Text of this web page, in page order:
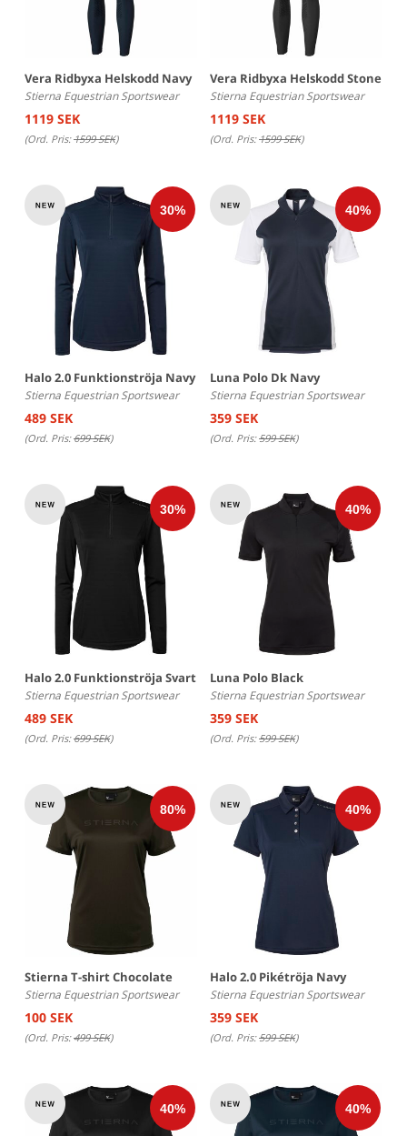
Vera Ridbyxa Helskodd Navy
Stierna Equestrian Sportswear
1119 SEK
(Ord. Pris:1599 SEK)
Vera Ridbyxa Helskodd Stone
Stierna Equestrian Sportswear
1119 SEK
(Ord. Pris:1599 SEK)
Halo 2.0 Funktionströja Navy
Stierna Equestrian Sportswear
489 SEK
(Ord. Pris:699 SEK)
Luna Polo Dk Navy
Stierna Equestrian Sportswear
359 SEK
(Ord. Pris:599 SEK)
Halo 2.0 Funktionströja Svart
Stierna Equestrian Sportswear
489 SEK
(Ord. Pris:699 SEK)
Luna Polo Black
Stierna Equestrian Sportswear
359 SEK
(Ord. Pris:599 SEK)
Stierna T-shirt Chocolate
Stierna Equestrian Sportswear
100 SEK
(Ord. Pris:499 SEK)
Halo 2.0 Pikétröja Navy
Stierna Equestrian Sportswear
359 SEK
(Ord. Pris:599 SEK)